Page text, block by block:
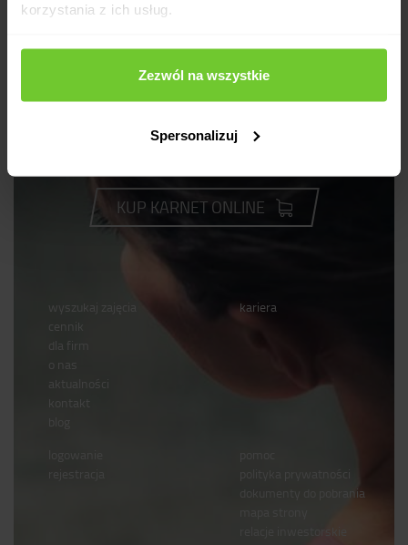
korzystania z ich usług.
Zezwól na wszystkie
Spersonalizuj
Dla odmiany
KUP KARNET ONLINE
wyszukaj zajęcia
cennik
dla firm
o nas
aktualności
kontakt
kariera
polityka prywatności
dokumenty do pobrania